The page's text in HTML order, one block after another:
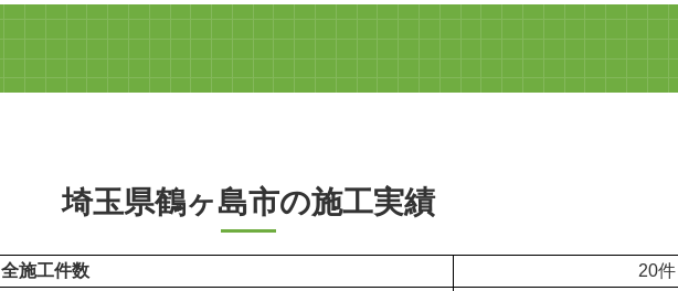
埼玉県鶴ヶ島市の施工実績
全施工件数 20件